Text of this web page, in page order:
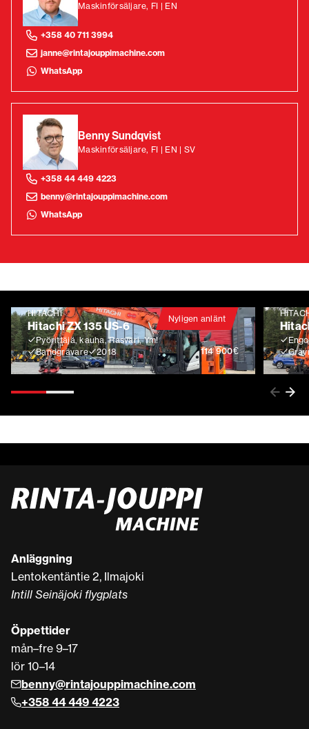
Maskinförsäljare, FI | EN
+358 40 711 3994
janne@rintajouppimachine.com
WhatsApp
Benny Sundqvist
Maskinförsäljare, FI | EN | SV
+358 44 449 4223
benny@rintajouppimachine.com
WhatsApp
Nyligen anlänt
HITACHI
Hitachi ZX 135 US-6
Pyörittäjä, kauha, Rasvari, Ym!
Bandgrävare
2018 114 900€
Anläggning
Lentokentäntie 2, Ilmajoki
Intill Seinäjoki flygplats
Öppettider
mån–fre 9–17
lör 10–14
benny@rintajouppimachine.com
+358 44 449 4223